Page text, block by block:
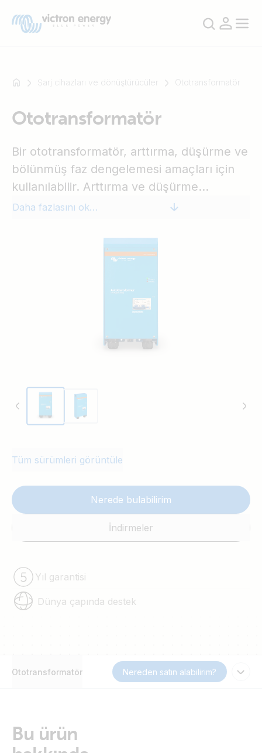
Mesela
Multiplus-
Orion
SmartShunt
Ṣarj cihazları ve dönüştürücüler Ototransformatör
Ototransformatör
Bir ototransformatör, arttırma, düşürme ve
bölünmüş faz dengelemesi amaçları için
kullanılabilir. Arttırma ve düşürme
fonksiyonları nispeten oldukça doğrudan
oldukça dikkat gerektiren bir uygulamadır.
Daha fazlasını okuyun
Tüm sürümleri görüntüle
Nerede bulabilirim
İndirmeler
Yıl garantisi
Dünya çapında destek
Ototransformatör Nereden satın alabilirim?
Bu ürün